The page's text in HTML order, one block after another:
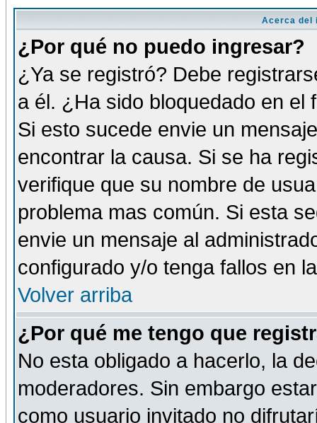
Acerca del
¿Por qué no puedo ingresar?
¿Ya se registró? Debe
a él. ¿Ha sido bloquedado en
Si esto sucede envie un
encontrar la causa. Si se ha
verifique que su nombre de
problema mas común. Si esta
envie un mensaje al
configurado y/o tenga fallos en
Volver arriba
¿Por qué me tengo que
No esta obligado a hacerlo, la
moderadores. Sin embargo
como usuario invitado no